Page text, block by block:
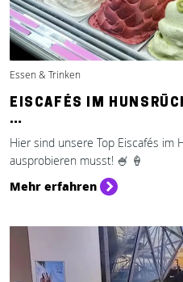
Essen & Trinken
EISCAFÉS IM
…
Hier sind unsere Top Eiscafés im
ausprobieren musst! 🍧 🍦
Mehr erfahren